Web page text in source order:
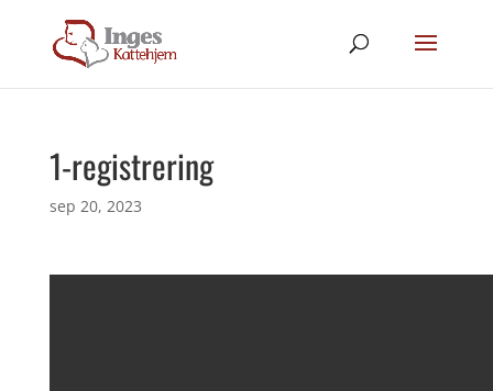
1-registrering
sep 20, 2023